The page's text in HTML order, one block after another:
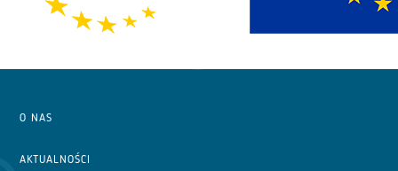
O NAS
AKTUALNOŚCI